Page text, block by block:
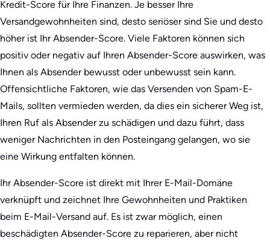
Kredit-Score für Ihre Finanzen. Je besser Ihre
Versandgewohnheiten sind, desto seriöser sind Sie und desto
höher ist Ihr Absender-Score. Viele Faktoren können sich
positiv oder negativ auf Ihren Absender-Score auswirken, was
Ihnen als Absender bewusst oder unbewusst sein kann.
Offensichtliche Faktoren, wie das Versenden von Spam-E-
Mails, sollten vermieden werden, da dies ein sicherer Weg ist,
Ihren Ruf als Absender zu schädigen und dazu führt, dass
weniger Nachrichten in den Posteingang gelangen, wo sie
eine Wirkung entfalten können.
Ihr Absender-Score ist direkt mit Ihrer E-Mail-Domäne
verknüpft und zeichnet Ihre Gewohnheiten und Praktiken
beim E-Mail-Versand auf. Es ist zwar möglich, einen
beschädigten Absender-Score zu reparieren, aber nicht